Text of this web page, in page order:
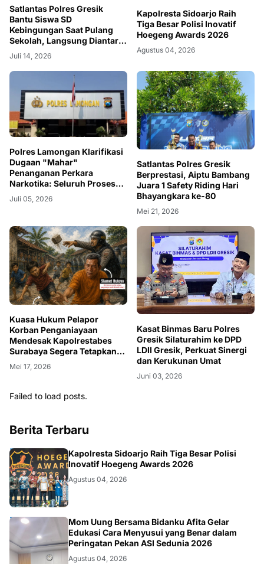
Satlantas Polres Gresik
Bantu Siswa SD
Kebingungan Saat Pulang
Sekolah, Langsung Diantar
ke Rumah Orang Tua Lega
Juli 14, 2026
Kapolresta Sidoarjo Raih
Tiga Besar Polisi Inovatif
Hoegeng Awards 2026
Agustus 04, 2026
Polres Lamongan Klarifikasi
Dugaan "Mahar"
Penanganan Perkara
Narkotika: Seluruh Proses
Diklaim Sesuai Prosedur
Juli 05, 2026
Satlantas Polres Gresik
Berprestasi, Aiptu Bambang
Juara 1 Safety Riding Hari
Bhayangkara ke-80
Mei 21, 2026
Kuasa Hukum Pelapor
Korban Penganiayaan
Mendesak Kapolrestabes
Surabaya Segera Tetapkan
Terlapor Jadi Tersangka
Mei 17, 2026
Kasat Binmas Baru Polres
Gresik Silaturahim ke DPD
LDII Gresik, Perkuat Sinergi
dan Kerukunan Umat
Juni 03, 2026
Failed to load posts.
Berita Terbaru
POLRI
Kapolresta Sidoarjo Raih Tiga Besar Polisi
Inovatif Hoegeng Awards 2026
Agustus 04, 2026
KESEHATAN
Mom Uung Bersama Bidanku Afita Gelar
Edukasi Cara Menyusui yang Benar dalam
Peringatan Pekan ASI Sedunia 2026
Agustus 04, 2026